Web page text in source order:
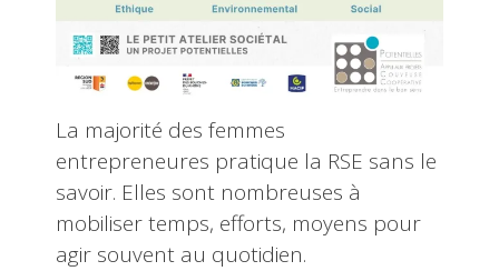
La majorité des femmes
entrepreneures pratique la RSE sans le
savoir. Elles sont nombreuses à
mobiliser temps, efforts, moyens pour
agir souvent au quotidien.